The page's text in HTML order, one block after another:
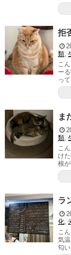
拒
類
こ
ー
っ
ま
類
こ
け
根
ラ
化
こ
気
匂